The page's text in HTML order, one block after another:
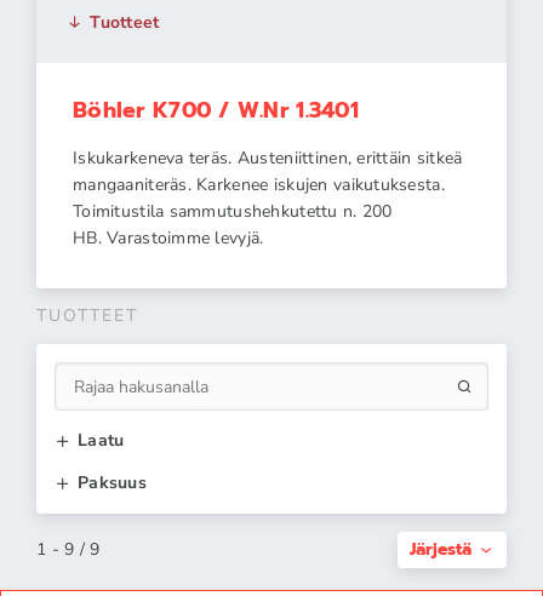
Tuotteet
Böhler K700 / W.Nr 1.3401
Iskukarkeneva teräs. Austeniittinen, erittäin sitkeä
mangaaniteräs. Karkenee iskujen vaikutuksesta.
Toimitustila sammutushehkutettu n. 200
HB. Varastoimme levyjä.
TUOTTEET
Laatu
Paksuus
1 - 9 / 9 Järjestä